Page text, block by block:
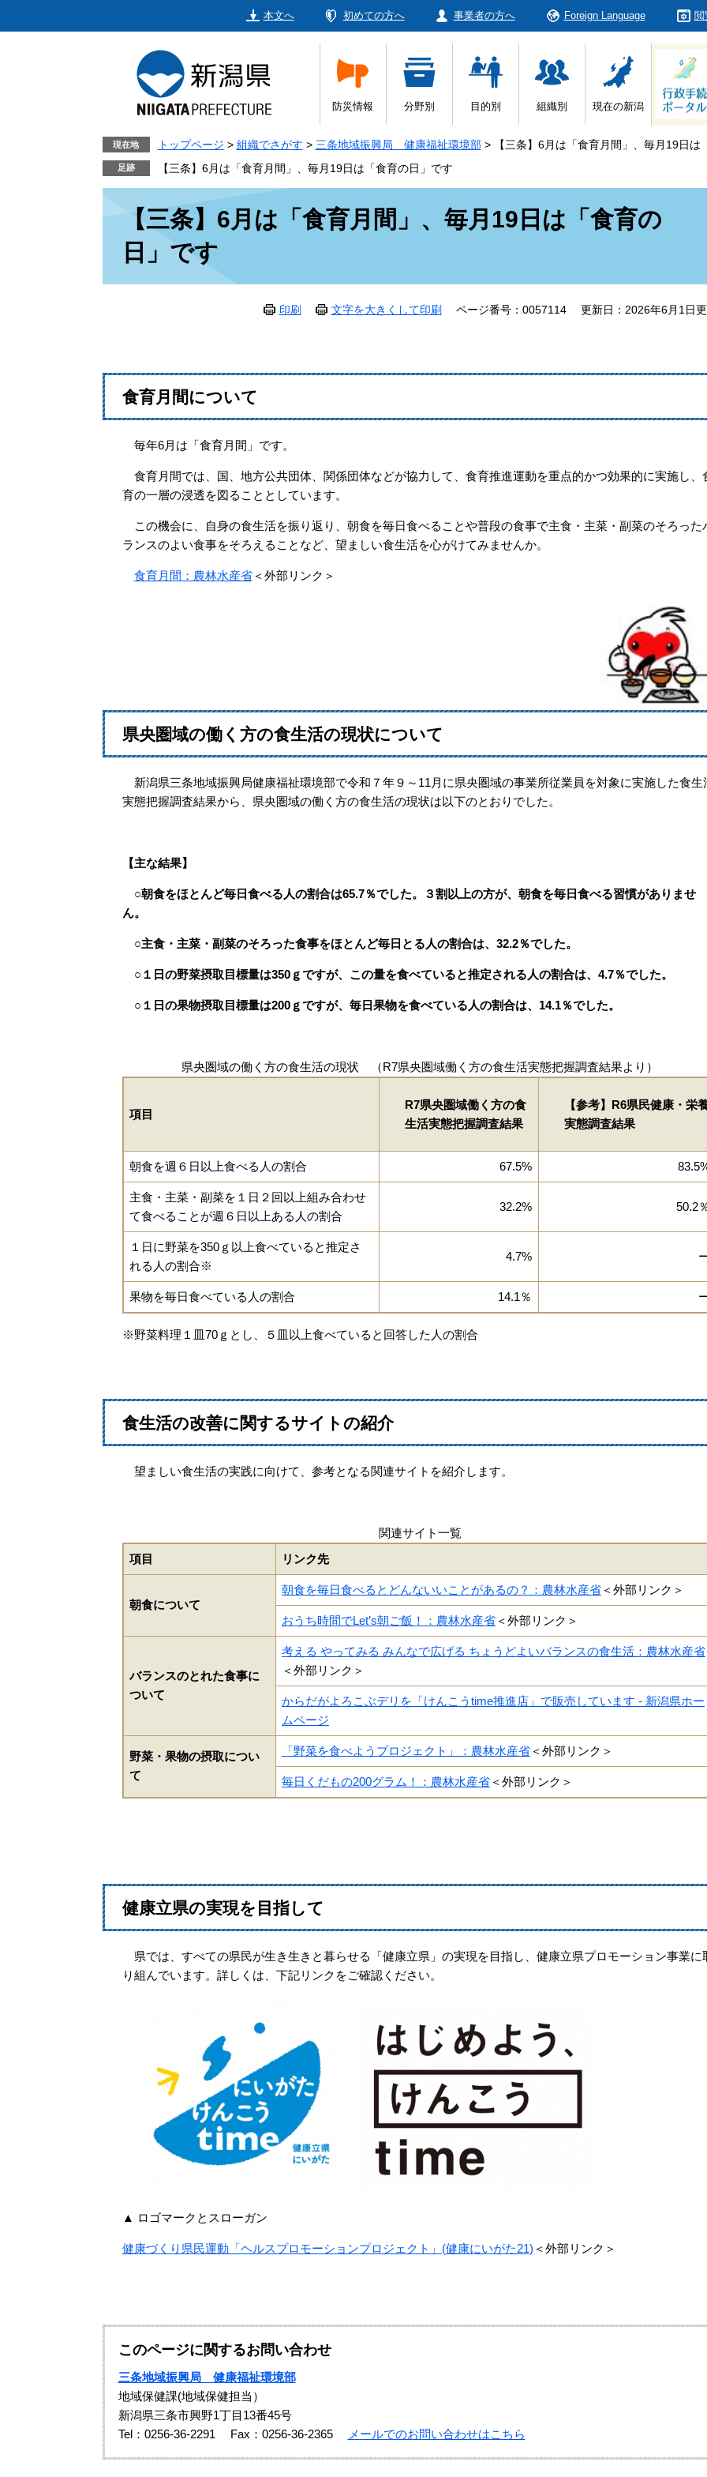
本文へ 初めての方へ 事業者の方へ Foreign Language 閲
防災情報 分野別 目的別 組織別 現在の新潟
現在地 トップページ > 組織でさがす > 三条地域振興局 健康福祉環境部 >
【三条】6月は「食育月間」、毎月19日は
【三条】6月は「食育月間」、毎月19日は「食育の日」です
【三条】6月は「食育月間」、毎月19日は「食育の
日」です
印刷 文字を大きくして印刷 ページ番号：0057114 更新日：2026年6月1日
食育月間について
毎年6月は「食育月間」です。
食育月間では、国、地方公共団体、関係団体などが協力して、食育推進運動を重点的かつ効果的に実施し、
育の一層の浸透を図ることとしています。
この機会に、自身の食生活を振り返り、朝食を毎日食べることや普段の食事で主食・主菜・副菜のそろった
ランスのよい食事をそろえることなど、望ましい食生活を心がけてみませんか。
食育月間：農林水産省＜外部リンク＞
県央圏域の働く方の食生活の現状について
新潟県三条地域振興局健康福祉環境部で令和７年９～11月に県央圏域の事業所従業員を対象に実施した食生
実態把握調査結果から、県央圏域の働く方の食生活の現状は以下のとおりでした。
【主な結果】
○朝食をほとんど毎日食べる人の割合は65.7％でした。３割以上の方が、朝食を毎日食べる習慣がありませ
ん。
○主食・主菜・副菜のそろった食事をほとんど毎日とる人の割合は、32.2％でした。
○１日の野菜摂取目標量は350ｇですが、この量を食べていると推定される人の割合は、4.7％でした。
○１日の果物摂取目標量は200ｇですが、毎日果物を食べている人の割合は、14.1％でした。​
県央圏域の働く方の食生活の現状 （R7県央圏域働く方の食生活実態把握調査結果より）
項目
R7県央圏域働く方の食
生活実態把握調査結果
【参考】R6県民健康・栄
実態調査結果
朝食を週６日以上食べる人の割合 67.5%
主食・主菜・副菜を１日２回以上組み合わせ
て食べることが週６日以上ある人の割合
32.2% 50.2
１日に野菜を350ｇ以上食べていると推定さ
れる人の割合※
4.7%
果物を毎日食べている人の割合 14.1％
※野菜料理１皿70ｇとし、５皿以上食べていると回答した人の割合
食生活の改善に関するサイトの紹介
望ましい食生活の実践に向けて、参考となる関連サイトを紹介します。
関連サイト一覧
項目
リンク先
朝食について
朝食を毎日食べるとどんないいことがあるの？：農林水産省 ＜外部リンク＞
おうち時間でLet’s朝ご飯！：農林水産省 ＜外部リンク＞
バランスのとれた食事に
ついて
考える やってみる みんなで広げる ちょうどよいバランスの食生活：農林水産省
＜外部リンク＞
からだがよろこぶデリを「けんこうtime推進店」で販売しています - 新潟県ホー
ムページ
野菜・果物の摂取につい
て
「野菜を食べようプロジェクト」：農林水産省 ＜外部リンク＞
毎日くだもの200グラム！：農林水産省 ＜外部リンク＞
健康立県の実現を目指して
県では、すべての県民が生き生きと暮らせる「健康立県」の実現を目指し、健康立県プロモーション事業に
り組んでいます。詳しくは、下記リンクをご確認ください。
▲ ロゴマークとスローガン
健康づくり県民運動「ヘルスプロモーションプロジェクト」(健康にいがた21) ＜外部リンク＞
このページに関するお問い合わせ
三条地域振興局 健康福祉環境部
地域保健課(地域保健担当）
新潟県三条市興野1丁目13番45号
Tel：0256-36-2291
Fax：0256-36-2365 メールでのお問い合わせはこちら